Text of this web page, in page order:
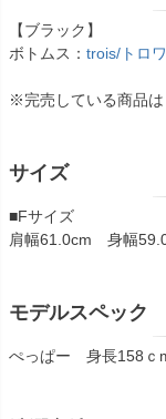
【ブラック】
ボトムス： trois/トロ
※完売している商品は
サイズ
■Fサイズ
肩幅61.0cm 身幅
モデルスペック
ぺっぱー 身長158ｃ